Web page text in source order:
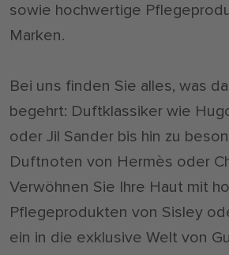
sowie hochwertige
Marken.
Bei uns finden Sie alles, was
begehrt: Duftklassiker wie
oder Jil Sander bis hin zu
Duftnoten von Hermès oder
Verwöhnen Sie Ihre Haut mit
Pflegeprodukten von Sisley
ein in die exklusive Welt von